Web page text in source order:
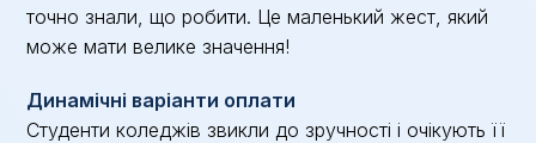
точно знали, що робити. Це маленький жест, який
може мати велике значення!
Динамічні варіанти оплати
Студенти коледжів звикли до зручності і очікують її